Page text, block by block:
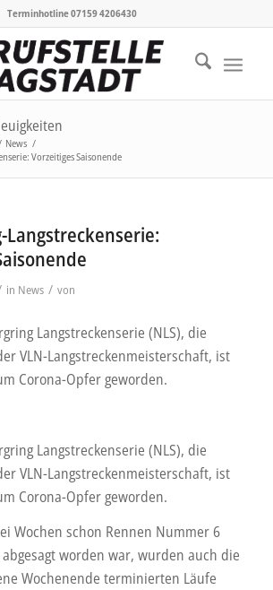
Terminhotline 07159 4206430
News /
Vorzeitiges Saisonende
in News / von
Langstreckenserie (NLS), die
VLN-Langstreckenmeisterschaft, ist
Corona-Opfer geworden.
Langstreckenserie (NLS), die
VLN-Langstreckenmeisterschaft, ist
Corona-Opfer geworden.
Wochen schon Rennen Nummer 6
worden war, wurden auch die
Wochenende terminierten Läufe